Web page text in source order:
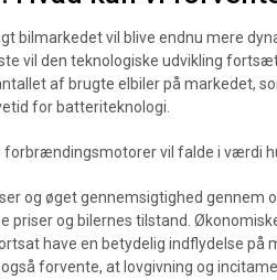
bilmarkedet vil blive endnu mere
vil den teknologiske udvikling
af brugte elbiler på markedet,
for batteriteknologi.
vil falde i værdi
og øget gennemsigtighed gennem
priser og bilernes tilstand.
have en betydelig indflydelse på
forvente, at lovgivning og